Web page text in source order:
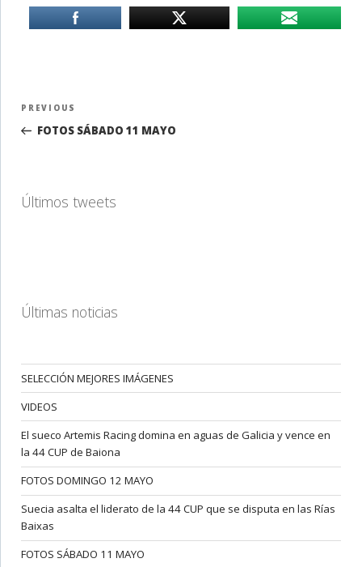
Navegación
entradas
Previous
Post
PREVIOUS
FOTOS SÁBADO 11 MAYO
Últimos tweets
Últimas noticias
SELECCIÓN MEJORES IMÁGENES
VIDEOS
El sueco Artemis Racing domina en aguas de Galicia y vence en
la 44 CUP de Baiona
FOTOS DOMINGO 12 MAYO
Suecia asalta el liderato de la 44 CUP que se disputa en las Rías
Baixas
FOTOS SÁBADO 11 MAYO